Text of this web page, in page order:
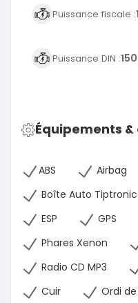
Puissance fiscale :
Puissance DIN :
Équipements
ABS Airbag
Boîte Auto Tiptronic
ESP
GPS
Phares Xenon
Radio CD MP3
Cuir
Ordi